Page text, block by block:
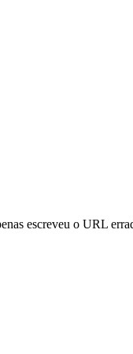
escreveu o URL